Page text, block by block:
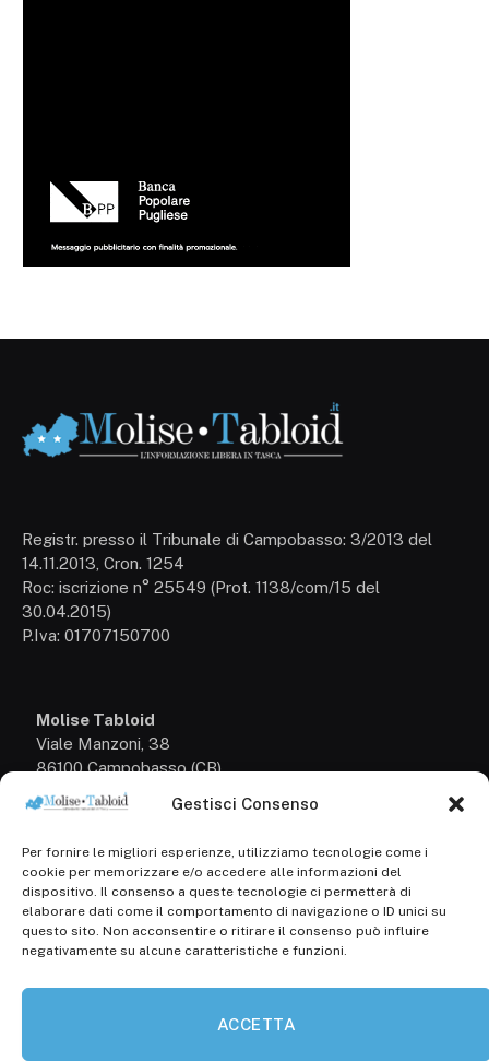
Gestisci Consenso
Per fornire le migliori esperienze, utilizziamo tecnologie come i
cookie per memorizzare e/o accedere alle informazioni del
dispositivo. Il consenso a queste tecnologie ci permetterà di
elaborare dati come il comportamento di navigazione o ID unici su
questo sito. Non acconsentire o ritirare il consenso può influire
negativamente su alcune caratteristiche e funzioni.
ACCETTA
Registr. presso il Tribunale di Campobasso: 3/2013 del
14.11.2013, Cron. 1254
Roc: iscrizione n° 25549 (Prot. 1138/com/15 del
30.04.2015)
P.Iva: 01707150700
Molise Tabloid
Viale Manzoni, 38
86100 Campobasso (CB)
+39 3333169466
Scrivici a:
info@molisetabloid.it
commerciale@molisetabloid.it
Disclaimer